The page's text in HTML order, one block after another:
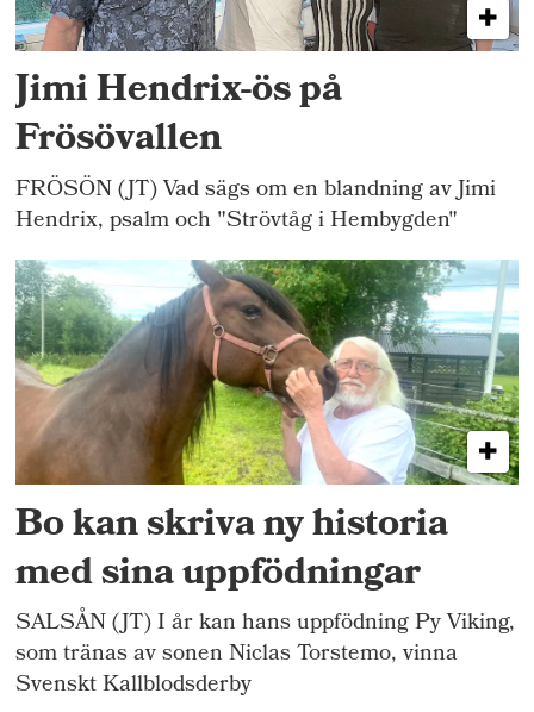
Jimi Hendrix-ös på
Frösövallen
FRÖSÖN (JT) Vad sägs om en blandning av Jimi
Hendrix, psalm och "Strövtåg i Hembygden"
Bo kan skriva ny historia
med sina uppfödningar
SALSÅN (JT) I år kan hans uppfödning Py Viking,
som tränas av sonen Niclas Torstemo, vinna
Svenskt Kallblodsderby